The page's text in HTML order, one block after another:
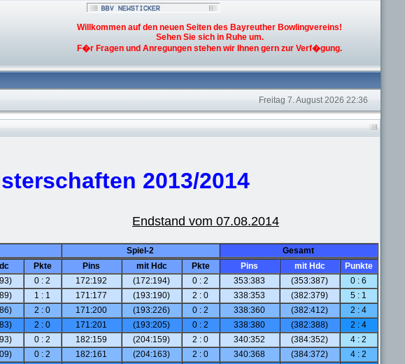
Willkommen auf den neuen Seiten des Bayreuther Bowlingvereins!
Sehen Sie sich in Ruhe um.
F�r Fragen und Anregungen stehen wir Ihnen gern zur Verf�gung.
Freitag 7. August 2026 22:36
2013/2014
Endstand vom 07.08.2014
Spiel-2
Gesamt
Pkte Pins mit Hdc Pkte Pins mit Hdc
Punkte
0 : 2 172:192 (172:194) 0 : 2 353:383 (353:387)
0 : 6
1 : 1 171:177 (193:190) 2 : 0 338:353 (382:379)
5 : 1
2 : 0 171:200 (193:226) 0 : 2 338:360 (382:412)
2 : 4
2 : 0 171:201 (193:205) 0 : 2 338:380 (382:388)
2 : 4
0 : 2 182:159 (204:159) 2 : 0 340:352 (384:352)
4 : 2
0 : 2 182:161 (204:163) 2 : 0 340:368 (384:372)
4 : 2